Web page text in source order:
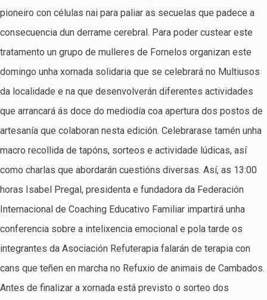
pioneiro con células nai para paliar as secuelas que padece a
consecuencia dun derrame cerebral. Para poder custear este
tratamento un grupo de mulleres de Fornelos organizan este
domingo unha xornada solidaria que se celebrará no Multiusos
da localidade e na que desenvolverán diferentes actividades
que arrancará ás doce do mediodía coa apertura dos postos de
artesanía que colaboran nesta edición. Celebrarase tamén unha
macro recollida de tapóns, sorteos e actividade lúdicas, así
como charlas que abordarán cuestións diversas. Así, as 13:00
horas Isabel Pregal, presidenta e fundadora da Federación
Internacional de Coaching Educativo Familiar impartirá unha
conferencia sobre a intelixencia emocional e pola tarde os
integrantes da Asociación Refuterapia falarán de terapia con
cans que teñen en marcha no Refuxio de animais de Cambados.
Antes de finalizar a xornada está previsto o sorteo dos